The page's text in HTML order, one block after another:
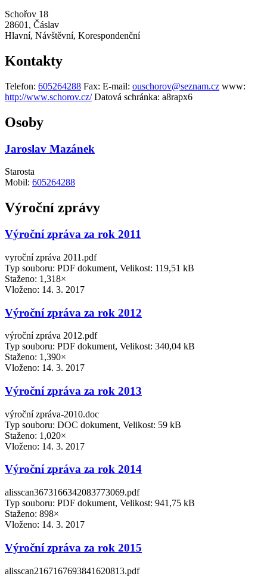
Schořov 18
28601, Čáslav
Hlavní, Návštěvní, Korespondenční
Kontakty
Telefon: 605264288 Fax: E-mail: ouschorov@seznam.cz www:
http://www.schorov.cz/ Datová schránka: a8rapx6
Osoby
Jaroslav Mazánek
Starosta
Mobil: 605264288
Výroční zprávy
Výroční zpráva za rok 2011
vyroční zpráva 2011.pdf
Typ souboru: PDF dokument, Velikost: 119,51 kB
Staženo: 1,318×
Vloženo: 14. 3. 2017
Výroční zpráva za rok 2012
výroční zpráva 2012.pdf
Typ souboru: PDF dokument, Velikost: 340,04 kB
Staženo: 1,390×
Vloženo: 14. 3. 2017
Výroční zpráva za rok 2013
výroční zpráva-2010.doc
Typ souboru: DOC dokument, Velikost: 59 kB
Staženo: 1,020×
Vloženo: 14. 3. 2017
Výroční zpráva za rok 2014
alisscan3673166342083773069.pdf
Typ souboru: PDF dokument, Velikost: 941,75 kB
Staženo: 898×
Vloženo: 14. 3. 2017
Výroční zpráva za rok 2015
alisscan2167167693841620813.pdf